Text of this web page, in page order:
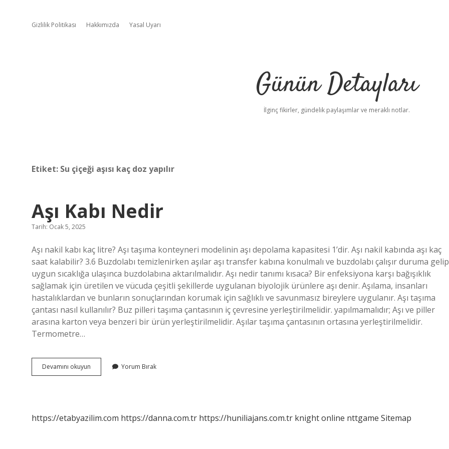
Gizlilik Politikası Hakkımızda Yasal Uyarı
Günün Detayları
İlginç fikirler, gündelik paylaşımlar ve meraklı notlar.
Etiket: Su çiçeği aşısı kaç doz yapılır
Aşı Kabı Nedir
Tarih: Ocak 5, 2025
Aşı nakil kabı kaç litre? Aşı taşıma konteyneri modelinin aşı depolama kapasitesi 1’dir. Aşı nakil kabında aşı kaç
saat kalabilir? 3.6 Buzdolabı temizlenirken aşılar aşı transfer kabına konulmalı ve buzdolabı çalışır duruma gelip
uygun sıcaklığa ulaşınca buzdolabına aktarılmalıdır. Aşı nedir tanımı kısaca? Bir enfeksiyona karşı bağışıklık
sağlamak için üretilen ve vücuda çeşitli şekillerde uygulanan biyolojik ürünlere aşı denir. Aşılama, insanları
hastalıklardan ve bunların sonuçlarından korumak için sağlıklı ve savunmasız bireylere uygulanır. Aşı taşıma
çantası nasıl kullanılır? Buz pilleri taşıma çantasının iç çevresine yerleştirilmelidir. yapılmamalıdır; Aşı ve piller
arasına karton veya benzeri bir ürün yerleştirilmelidir. Aşılar taşıma çantasının ortasına yerleştirilmelidir.
Termometre…
Devamını okuyun
Kabı
Yorum Bırak
https://etabyazilim.com https://danna.com.tr https://huniliajans.com.tr knight online nttgame Sitemap